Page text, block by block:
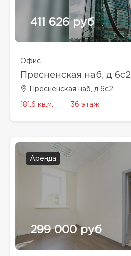
411 626 руб
Офис
Пресненская наб, д 6с2
Пресненская наб, д 6с2
181.6 кв.м. 36 этаж
Аренда
299 000 руб